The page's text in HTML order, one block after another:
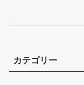
カテゴリー